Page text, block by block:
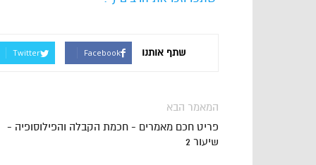
שתף אותנו Facebook
Twitter
המאמר הבא
פריט חכם מאמרים - חכמת הקבלה והפילוסופיה -
שיעור 2